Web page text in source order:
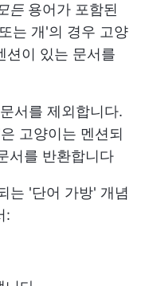
든 용어가 포함된
는 개'의 경우 고양
션이 있는 문서를
서를 제외합니다.
고양이는 멘션되
서를 반환합니다
는 '단어 가방' 개념
: